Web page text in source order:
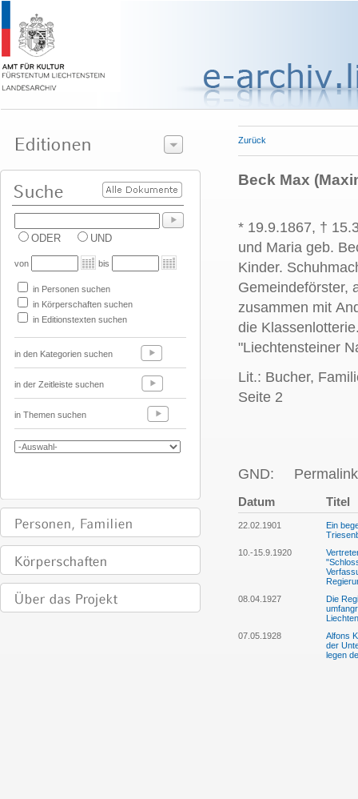
ODER UND
von bis
in Personen suchen
in Körperschaften suchen
in Editionstexten suchen
in den Kategorien suchen
in der Zeitleiste suchen
in Themen suchen
Zurück
Beck Max
* 19.9.1867, †
und Maria geb.
Kinder.
Gemeindeförster,
zusammen mit
die
"Liechtensteiner
Lit.: Bucher,
Seite 2
GND:
Datum Titel
22.02.1901
Ein
10.-15.9.1920
08.04.1927
Die
07.05.1928
Alfons
der
legen